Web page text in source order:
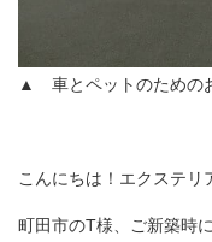
▲ 車とペットのための
こんにちは！エクステリ
町田市のT様、ご新築時